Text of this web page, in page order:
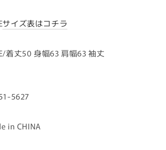
サイズ表はコチラ
着丈50 身幅63 肩幅63 袖丈
5627
in CHINA